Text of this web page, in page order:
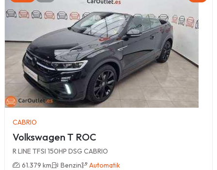
CABRIO
Volkswagen T ROC
R LINE TFSI 150HP DSG CABRIO
61.379 km
Benzin Automatik